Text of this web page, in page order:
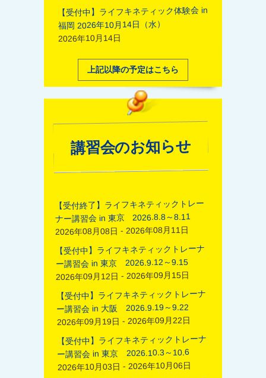
【受付中】ライフキネティック体験会 in
福岡 2026年10月14日（水）
2026年10月14日
上記以降の予定はこちら
講習会のお知らせ
【受付終了】ライフキネティックトレー
ナー講習会 in 東京 2026.8.8～8.11
2026年08月08日 - 2026年08月11日
【受付中】ライフキネティックトレーナ
ー講習会 in 東京 2026.9.12～9.15
2026年09月12日 - 2026年09月15日
【受付中】ライフキネティックトレーナ
ー講習会 in 大阪 2026.9.19～9.22
2026年09月19日 - 2026年09月22日
【受付中】ライフキネティックトレーナ
ー講習会 in 東京 2026.10.3～10.6
2026年10月03日 - 2026年10月06日